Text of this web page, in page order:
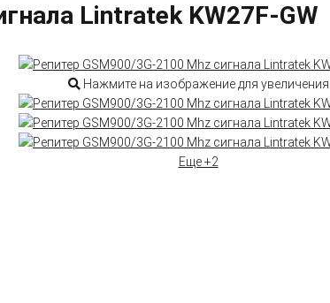
Lintratek KW27F-GW
Нажмите на изображение для увеличения
Еще +2